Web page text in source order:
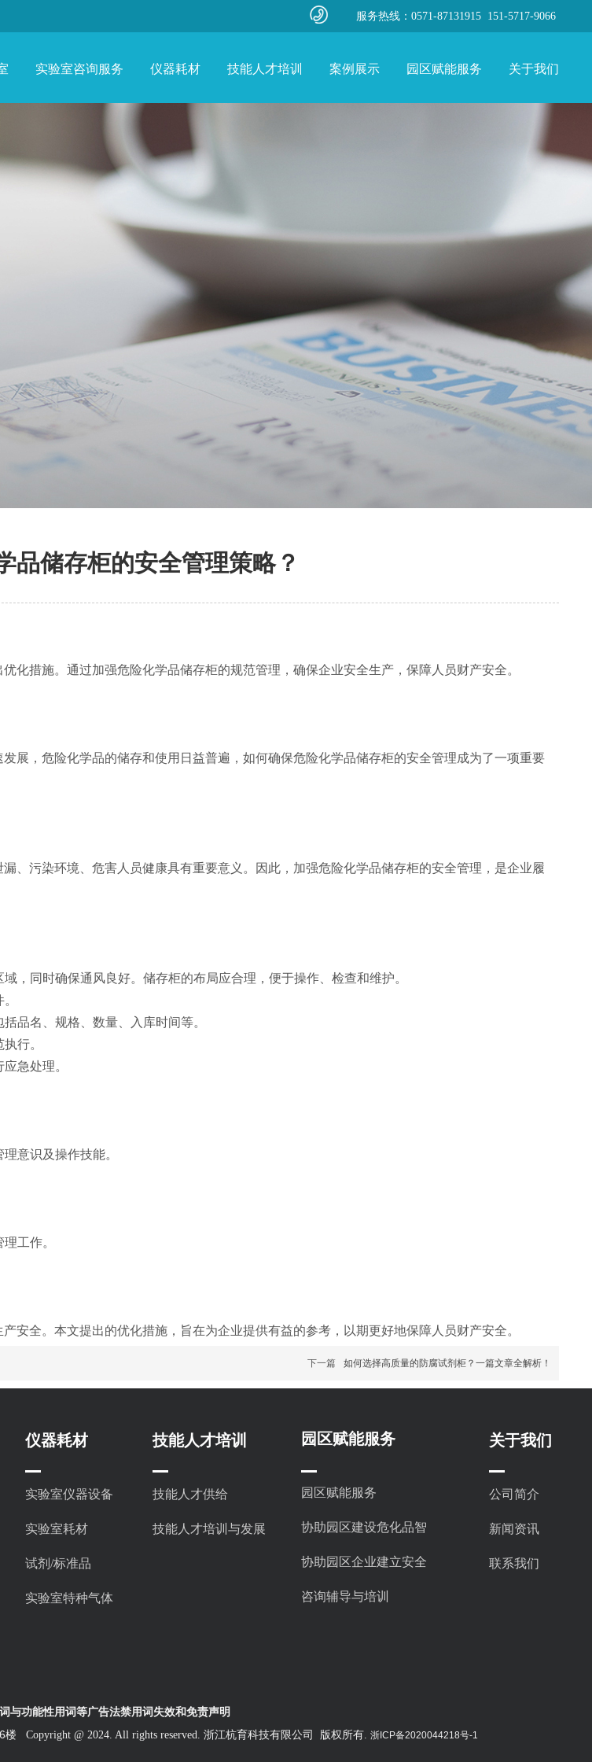
服务热线：0571-87131915 151-5717-9066
实验室咨询服务 仪器耗材 技能人才培训 案例展示 园区赋能服务 关于我们
品储存柜的安全管理策略？
化措施。通过加强危险化学品储存柜的规范管理，确保企业安全生产，保障人员财产安全。
展，危险化学品的储存和使用日益普遍，如何确保危险化学品储存柜的安全管理成为了一项重要
、污染环境、危害人员健康具有重要意义。因此，加强危险化学品储存柜的安全管理，是企业履
，同时确保通风良好。储存柜的布局应合理，便于操作、检查和维护。
品名、规格、数量、入库时间等。
行。
急处理。
意识及操作技能。
工作。
安全。本文提出的优化措施，旨在为企业提供有益的参考，以期更好地保障人员财产安全。
下一篇 如何选择高质量的防腐试剂柜？一篇文章全解析！
技能人才培训
技能人才供给
技能人才培训与发展
仪器耗材
实验室仪器设备
实验室耗材
试剂/标准品
实验室特种气体
关于我们
公司简介
新闻资讯
联系我们
园区赋能服务
园区赋能服务
协助园区建设危化品智
协助园区企业建立安全
咨询辅导与培训
与功能性用词等广告法禁用词失效和免责声明
楼 Copyright @ 2024. All rights reserved. 浙江杭育科技有限公司 版权所有. 浙ICP备2020044218号-1